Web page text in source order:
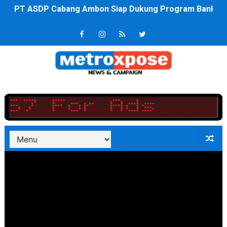
Saadiah Uluputty Buka Pekan Olahraga HUT ke-81 RI
4 Dokter Asal Nias Barat Lulus PPDS di FK USU,
OKU Timur Jalin Komunikasi ke semua Stackholder
Unggul 3 Gol Kesebelasan MKRE FC Raih Tiket
Jelang HUT RI ke 81Turnamen Olah Anak Muda Kota
Bobby Nasution Fokus Infrastruktur Daerah saat